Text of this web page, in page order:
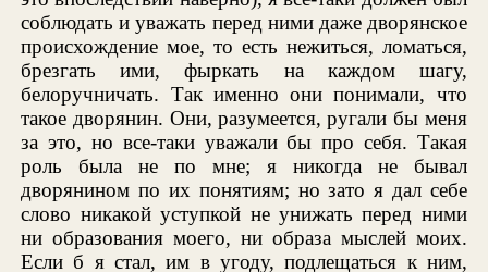
соблюдать и уважать перед ними даже дворянское
происхождение мое, то есть нежиться, ломаться,
брезгать ими, фыркать на каждом шагу,
белоручничать. Так именно они понимали, что
такое дворянин. Они, разумеется, ругали бы меня
за это, но все-таки уважали бы про себя. Такая
роль была не по мне; я никогда не бывал
дворянином по их понятиям; но зато я дал себе
слово никакой уступкой не унижать перед ними
ни образования моего, ни образа мыслей моих.
Если б я стал, им в угоду, подлещаться к ним,